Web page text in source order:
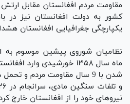
مقاومت مردم افغانستان مقابل
کشور به دولت افغانستان نیز در
یکپارچگی جغرافیایی افغانستان
نظامیان شوروی پیشین موسوم
ماه سال ۱۳۵۸ خورشیدی
شدن با 9 سال مقاومت مردم و
نیروهای خود را از افغانستان خارج